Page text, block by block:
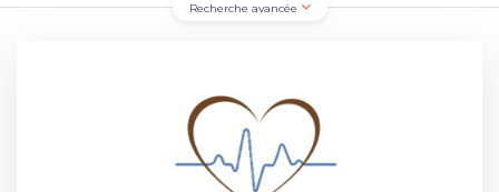
Recherche avancée